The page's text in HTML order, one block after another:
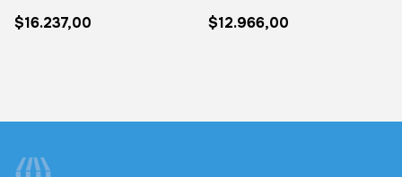
$16.237,00 $12.966,00